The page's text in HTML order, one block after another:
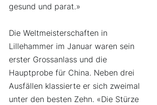
gesund und parat.»
Die Weltmeisterschaften in
Lillehammer im Januar waren sein
erster Grossanlass und die
Hauptprobe für China. Neben drei
Ausfällen klassierte er sich zweimal
unter den besten Zehn. «Die Stürze